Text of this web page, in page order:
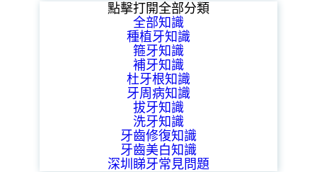
點擊打開全部分類
全部知識
種植牙知識
箍牙知識
補牙知識
杜牙根知識
牙周病知識
拔牙知識
洗牙知識
牙齒修復知識
牙齒美白知識
深圳睇牙常見問題